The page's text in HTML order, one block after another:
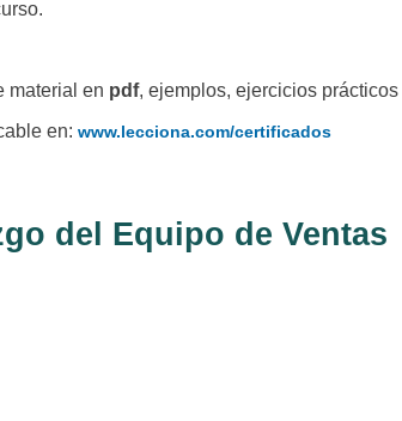
material en pdf, ejemplos, ejercicios
en: www.lecciona.com/certificados
del Equipo de Ventas